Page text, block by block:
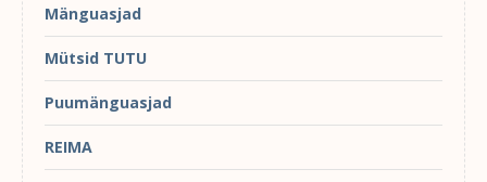
Mänguasjad
Mütsid TUTU
Puumänguasjad
REIMA